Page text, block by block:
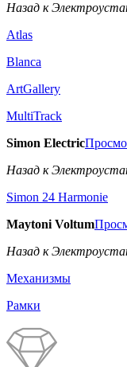
Назад к
Atlas
Blanca
ArtGallery
MultiTrack
Simon Electric
Назад к
Simon 24 Harmonie
Maytoni Voltum
Назад к
Механизмы
Рамки